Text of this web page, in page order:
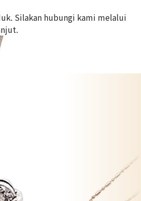
Silakan hubungi kami melalui